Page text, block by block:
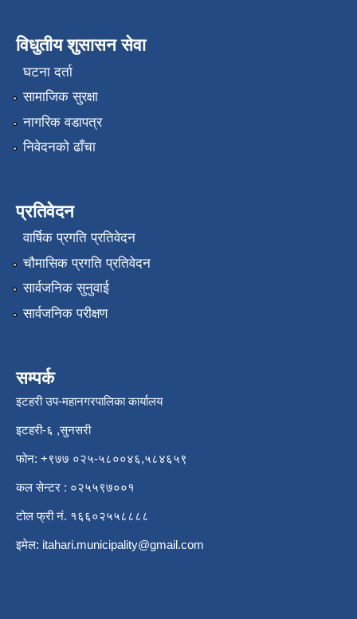
विधुतीय शुसासन सेवा
घटना दर्ता
सामाजिक सुरक्षा
नागरिक वडापत्र
निवेदनको ढाँचा
प्रतिवेदन
वार्षिक प्रगति प्रतिवेदन
चौमासिक प्रगति प्रतिवेदन
सार्वजनिक सुनुवाई
सार्वजनिक परीक्षण
सम्पर्क
इटहरी उप-महानगरपालिका कार्यालय
इटहरी-६ ,सुनसरी
फोन: +९७७ ०२५-५८००४६,५८४६५९
कल सेन्टर : ०२५५९७००१
टोल फ्री नं. १६६०२५५८८८८
इमेल: itahari.municipality@gmail.com